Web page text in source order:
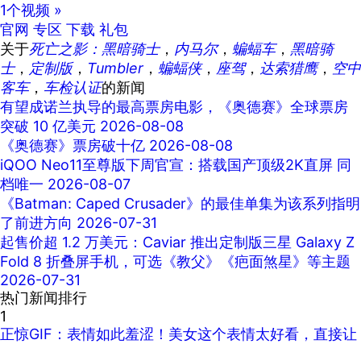
1个视频 »
官网 专区 下载 礼包
关于死亡之影：黑暗骑士， 内马尔， 蝙蝠车， 黑暗骑
士， 定制版， Tumbler ， 蝙蝠侠， 座驾， 达索猎鹰， 空中
客车， 车检认证的新闻
有望成诺兰执导的最高票房电影，《奥德赛》全球票房
突破 10 亿美元 2026-08-08
《奥德赛》票房破十亿 2026-08-08
iQOO Neo11至尊版下周官宣：搭载国产顶级2K直屏 同
档唯一 2026-08-07
《Batman: Caped Crusader》的最佳单集为该系列指明
了前进方向 2026-07-31
起售价超 1.2 万美元：Caviar 推出定制版三星 Galaxy Z
Fold 8 折叠屏手机，可选《教父》《疤面煞星》等主题
2026-07-31
热门新闻排行
1
正惊GIF：表情如此羞涩！美女这个表情太好看，直接让